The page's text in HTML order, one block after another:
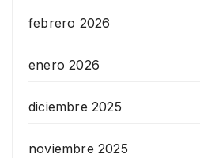
febrero 2026
enero 2026
diciembre 2025
noviembre 2025